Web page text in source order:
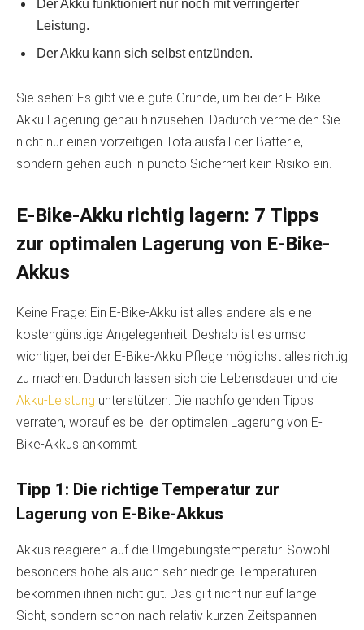
Der Akku funktioniert nur noch mit verringerter
Leistung.
Der Akku kann sich selbst entzünden.
Sie sehen: Es gibt viele gute Gründe, um bei der E-Bike-
Akku Lagerung genau hinzusehen. Dadurch vermeiden Sie
nicht nur einen vorzeitigen Totalausfall der Batterie,
sondern gehen auch in puncto Sicherheit kein Risiko ein.
E-Bike-Akku richtig lagern: 7 Tipps
zur optimalen Lagerung von E-Bike-
Akkus
Keine Frage: Ein E-Bike-Akku ist alles andere als eine
kostengünstige Angelegenheit. Deshalb ist es umso
wichtiger, bei der E-Bike-Akku Pflege möglichst alles richtig
zu machen. Dadurch lassen sich die Lebensdauer und die
Akku-Leistung unterstützen. Die nachfolgenden Tipps
verraten, worauf es bei der optimalen Lagerung von E-
Bike-Akkus ankommt.
Tipp 1: Die richtige Temperatur zur
Lagerung von E-Bike-Akkus
Akkus reagieren auf die Umgebungstemperatur. Sowohl
besonders hohe als auch sehr niedrige Temperaturen
bekommen ihnen nicht gut. Das gilt nicht nur auf lange
Sicht, sondern schon nach relativ kurzen Zeitspannen.